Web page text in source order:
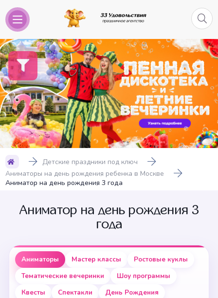
Детские праздники под ключ
Аниматоры на день рождения ребенка в Москве
Аниматор на день рождения 3 года
Аниматор на день рождения 3
года
Аниматоры Мастер классы
Ростовые куклы
Тематические вечеринки
Шоу программы
Квесты
Спектакли
День Рождения